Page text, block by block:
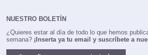
NUESTRO BOLETÍN
¿Quieres estar al día de todo lo que hemos
semana? ¡Inserta ya tu email y suscríbete a